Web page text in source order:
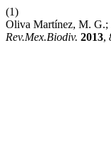
(1)
Oliva Martínez, M. G.;
Rev.Mex.Biodiv. 2013,